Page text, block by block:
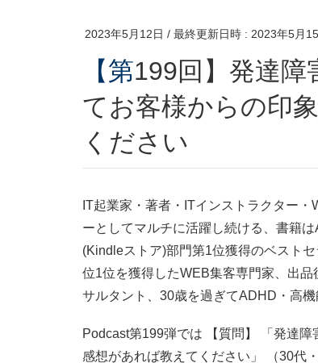
2023年5月12日 / 最終更新日時 : 2023年5月
【第199回】発達障害です、カメラマンをやってい
てお客様からの印
ください
IT起業家・著者・ITインストラクター
ーとしてマルチに活躍し続ける、書籍
(Kindleストア)部門第1位獲得のベスト
位1位を獲得したWEB集客専門家、出
サルタント、30歳を過ぎてADHD・高
Podcast第199弾では 【質問】 「発達
感想があれば教えてください」 （30代